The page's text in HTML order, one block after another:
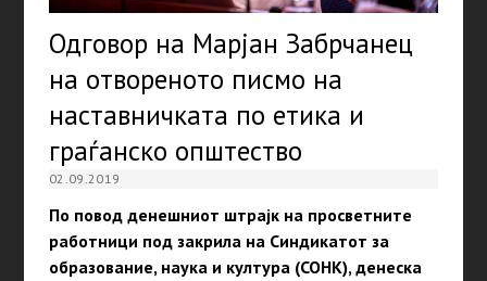
Одговор на Марјан Забрчанец
на отвореното писмо на
наставничката по етика и
граѓанско општество
02.09.2019
По повод денешниот штрајк на просветните
работници под закрила на Синдикатот за
образование, наука и култура (СОНК), денеска